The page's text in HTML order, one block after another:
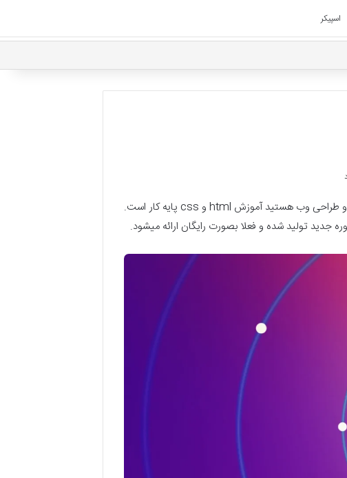
اسپیکر
آموزش html و css اولین قدم برای یادگیری طراحی سایت است. اگر در فکر ورودی قدرتمند به حوزه برنامه نویسی و طراحی وب هستید آموزش html و css پایه کار است.
جدید تولید شده و فعلا بصورت رایگان ارائه میشود.